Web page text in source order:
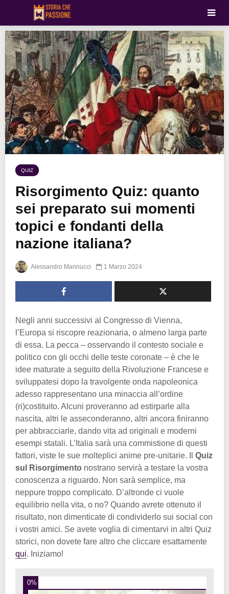
QUIZ
Risorgimento Quiz: quanto
sei preparato sui momenti
topici e fondanti della
nazione italiana?
Alessandro Marinucci 1 Marzo 2024
Negli anni successivi al Congresso di Vienna,
l’Europa si riscopre reazionaria, o almeno larga parte
di essa. La pecca – osservando il contesto sociale e
politico con gli occhi delle teste coronate – è che le
idee maturate a seguito della Rivoluzione Francese e
sviluppatesi dopo la travolgente onda napoleonica
adesso rappresentano una minaccia all’ordine
(ri)costituito. Alcuni proveranno ad estirparle alla
nascita, altri le asseconderanno, altri ancora finiranno
per abbracciarle, dando vita ad originali e moderni
esempi statali. L’Italia sarà una commistione di questi
fattori, viste le sue molteplici anime pre-unitarie. Il Quiz
sul Risorgimento nostrano servirà a testare la vostra
conoscenza a riguardo. Non sarà semplice, ma
neppure troppo complicato. D’altronde ci vuole
equilibrio nella vita, o no? Quando avrete ottenuto il
risultato, non dimenticate di condividerlo sui social con
i vostri amici. Se avete voglia di cimentarvi in altri Quiz
storici, non dovete fare altro che cliccare esattamente
qui. Iniziamo!
0%